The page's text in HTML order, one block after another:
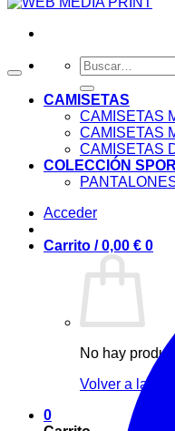
Buscar
por:
CAMISETAS
CAMISETAS
CAMISETAS
CAMISETAS
COLECCIÓN
Acceder
Carrito /0,00 € 0
No hay
Volver a la
0